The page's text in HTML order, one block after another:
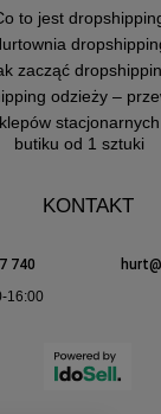
to jest
zacząć
odzieży –
butiku od 1 sztuki
KONTAKT
740
16:00